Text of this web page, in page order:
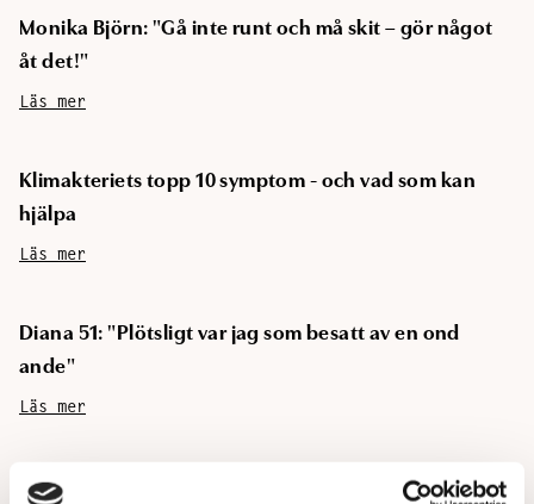
Monika Björn: "Gå inte runt och må skit – gör något
åt det!"
Läs mer
Klimakteriets topp 10 symptom - och vad som kan
hjälpa
Läs mer
Diana 51: "Plötsligt var jag som besatt av en ond
ande"
Läs mer
Agneta Sjödin: "Jag som var så ung kunde ju inte vara